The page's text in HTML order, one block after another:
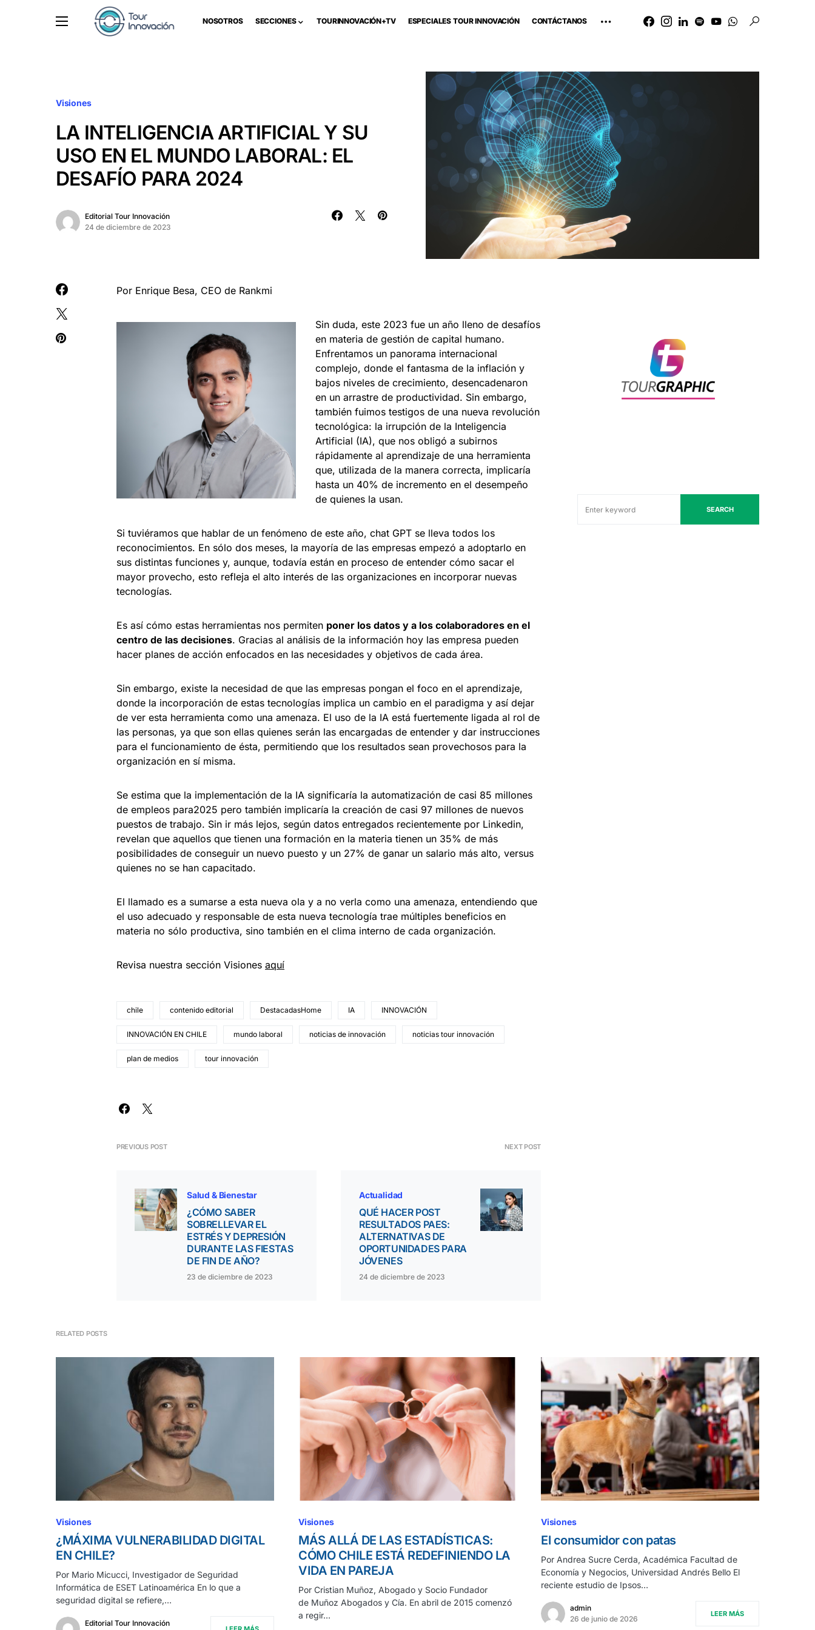
NOSOTROS SECCIONES TOURINNOVACIÓN+TV ESPECIALES TOUR INNOVACIÓN CONTÁCTANOS
Visiones
LA INTELIGENCIA ARTIFICIAL Y SU
USO EN EL MUNDO LABORAL: EL
DESAFÍO PARA 2024
Editorial Tour Innovación
24 de diciembre de 2023
Por Enrique Besa, CEO de Rankmi
Sin duda, este 2023 fue un año lleno de desafíos
en materia de gestión de capital humano.
Enfrentamos un panorama internacional
complejo, donde el fantasma de la inflación y
bajos niveles de crecimiento, desencadenaron
en un arrastre de productividad. Sin embargo,
también fuimos testigos de una nueva revolución
tecnológica: la irrupción de la Inteligencia
Artificial (IA), que nos obligó a subirnos
rápidamente al aprendizaje de una herramienta
que, utilizada de la manera correcta, implicaría
hasta un 40% de incremento en el desempeño
de quienes la usan.
Si tuviéramos que hablar de un fenómeno de este año, chat GPT se lleva todos los
reconocimientos. En sólo dos meses, la mayoría de las empresas empezó a adoptarlo en
sus distintas funciones y, aunque, todavía están en proceso de entender cómo sacar el
mayor provecho, esto refleja el alto interés de las organizaciones en incorporar nuevas
tecnologías.
Es así cómo estas herramientas nos permiten poner los datos y a los colaboradores en el
centro de las decisiones. Gracias al análisis de la información hoy las empresa pueden
hacer planes de acción enfocados en las necesidades y objetivos de cada área.
Sin embargo, existe la necesidad de que las empresas pongan el foco en el aprendizaje,
donde la incorporación de estas tecnologías implica un cambio en el paradigma y así dejar
de ver esta herramienta como una amenaza. El uso de la IA está fuertemente ligada al rol de
las personas, ya que son ellas quienes serán las encargadas de entender y dar instrucciones
para el funcionamiento de ésta, permitiendo que los resultados sean provechosos para la
organización en sí misma.
Se estima que la implementación de la IA significaría la automatización de casi 85 millones
de empleos para2025 pero también implicaría la creación de casi 97 millones de nuevos
puestos de trabajo. Sin ir más lejos, según datos entregados recientemente por Linkedin,
revelan que aquellos que tienen una formación en la materia tienen un 35% de más
posibilidades de conseguir un nuevo puesto y un 27% de ganar un salario más alto, versus
quienes no se han capacitado.
El llamado es a sumarse a esta nueva ola y a no verla como una amenaza, entendiendo que
el uso adecuado y responsable de esta nueva tecnología trae múltiples beneficios en
materia no sólo productiva, sino también en el clima interno de cada organización.
Revisa nuestra sección Visiones aquí
chile contenido editorial DestacadasHome IA INNOVACIÓN
INNOVACIÓN EN CHILE mundo laboral noticias de innovación noticias tour innovación
plan de medios tour innovación
PREVIOUS POST
Salud & Bienestar
¿CÓMO SABER
SOBRELLEVAR EL
ESTRÉS Y DEPRESIÓN
DURANTE LAS FIESTAS
DE FIN DE AÑO?
23 de diciembre de 2023
NEXT POST
Actualidad
QUÉ HACER POST
RESULTADOS PAES:
ALTERNATIVAS DE
OPORTUNIDADES PARA
JÓVENES
24 de diciembre de 2023
SEARCH
RELATED POSTS
Visiones
¿MÁXIMA VULNERABILIDAD DIGITAL
EN CHILE?
Por Mario Micucci, Investigador de Seguridad
Informática de ESET Latinoamérica En lo que a
seguridad digital se refiere,…
Editorial Tour Innovación
Visiones
MÁS ALLÁ DE LAS ESTADÍSTICAS:
CÓMO CHILE ESTÁ REDEFINIENDO LA
VIDA EN PAREJA
Por Cristian Muñoz, Abogado y Socio Fundador
de Muñoz Abogados y Cía. En abril de 2015 comenzó
a regir…
Visiones
El consumidor con patas
Por Andrea Sucre Cerda, Académica Facultad de
Economía y Negocios, Universidad Andrés Bello El
reciente estudio de Ipsos…
admin
26 de junio de 2026
LEER MÁS